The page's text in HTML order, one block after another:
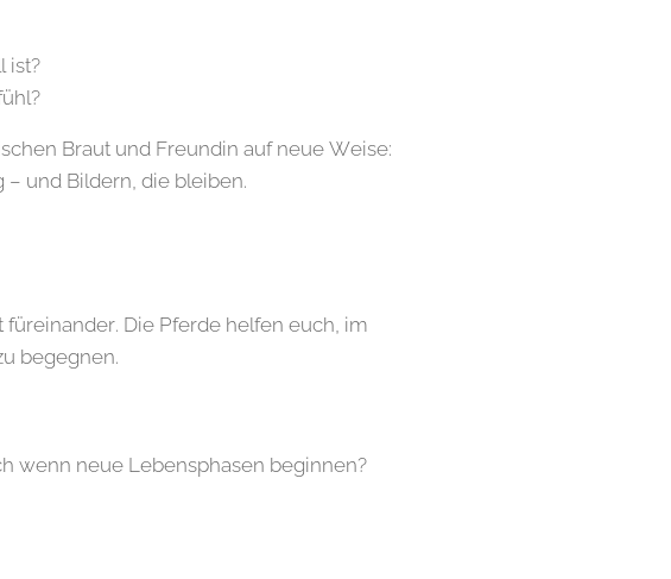
ist?
Braut und Freundin auf neue Weise:
und Bildern, die bleiben.
Die Pferde helfen euch, im
begegnen.
wenn neue Lebensphasen beginnen?